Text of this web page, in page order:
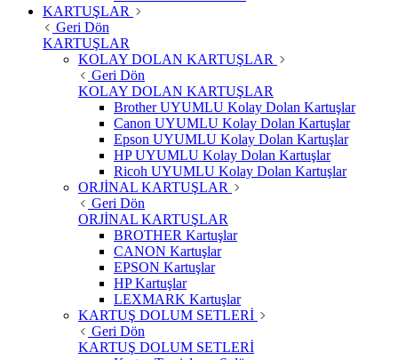
KARTUŞLAR
Geri Dön
KARTUŞLAR
KOLAY DOLAN KARTUŞLAR
Geri Dön
KOLAY DOLAN KARTUŞLAR
Brother UYUMLU Kolay Dolan Kartuşlar
Canon UYUMLU Kolay Dolan Kartuşlar
Epson UYUMLU Kolay Dolan Kartuşlar
HP UYUMLU Kolay Dolan Kartuşlar
Ricoh UYUMLU Kolay Dolan Kartuşlar
ORJİNAL KARTUŞLAR
Geri Dön
ORJİNAL KARTUŞLAR
BROTHER Kartuşlar
CANON Kartuşlar
EPSON Kartuşlar
HP Kartuşlar
LEXMARK Kartuşlar
KARTUŞ DOLUM SETLERİ
Geri Dön
KARTUŞ DOLUM SETLERİ